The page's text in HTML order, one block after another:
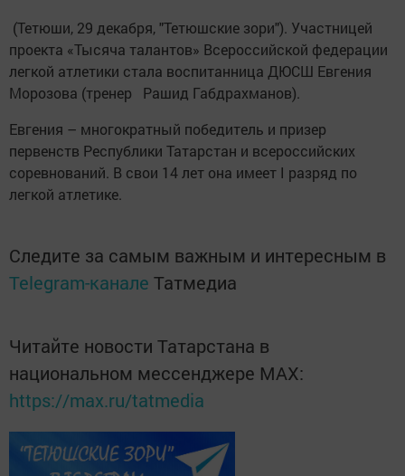
(Тетюши, 29 декабря, "Тетюшские зори"). Участницей
проекта «Тысяча талантов» Всероссийской федерации
легкой атлетики стала воспитанница ДЮСШ Евгения
Морозова (тренер Рашид Габдрахманов).
Евгения – многократный победитель и призер
первенств Республики Татарстан и всероссийских
соревнований. В свои 14 лет она имеет I разряд по
легкой атлетике.
Следите за самым важным и интересным в
Telegram-канале Татмедиа
Читайте новости Татарстана в
национальном мессенджере MАХ:
https://max.ru/tatmedia